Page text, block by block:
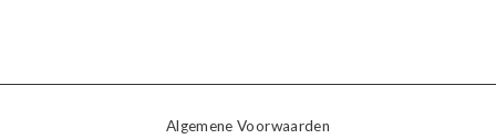
Algemene Voorwaarden